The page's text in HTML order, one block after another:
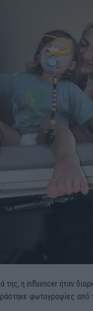
της, η influencer ήταν
φωτογραφίες από